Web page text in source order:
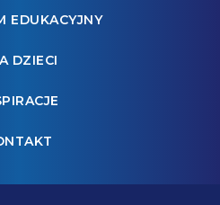
EDUKACYJNY
DZIECI